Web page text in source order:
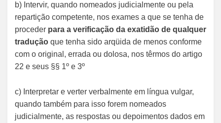
b) Intervir, quando nomeados judicialmente ou pela
repartição competente, nos exames a que se tenha de
proceder para a verificação da exatidão de qualquer
tradução que tenha sido arqüida de menos conforme
com o original, errada ou dolosa, nos têrmos do artigo
22 e seus §§ 1º e 3º
c) Interpretar e verter verbalmente em língua vulgar,
quando também para isso forem nomeados
judicialmente, as respostas ou depoimentos dados em